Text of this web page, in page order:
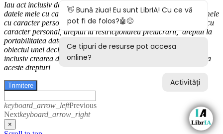
Iau act inclusiv de drepturile pe care le am (
datele mele cu caracter personal, dreptul la rectificarea datelor mele
cu caracter personal inexacte, dreptul la ştergere
mele cu
caracter personal, dreptul la restricţionarea prelucrării, dreptul la
portabilitatea datelor
obiectul unei decizii bazate exclusiv pe prelucrarea autom
inclusiv crearea de profiluri) şi modalităţile în care-mi pot exercita
aceste drepturi
Trimitere
keyboard_arrow_leftPrevious
Nextkeyboard_arrow_right
×